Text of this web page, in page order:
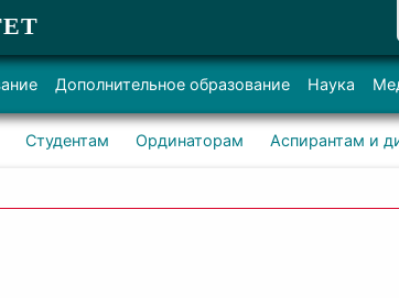
Дополнительное образование Наука
Студентам Ординаторам Аспирантам и